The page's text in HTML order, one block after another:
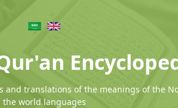
and translations of the meanings of the
the world languages